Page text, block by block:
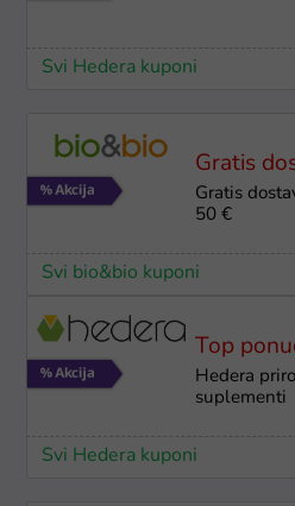
Svi Hedera kuponi
Gratis
Gratis
50 €
Svi bio&bio kuponi
Top
Hedera
suplementi
Svi Hedera kuponi